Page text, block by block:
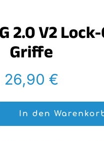
2.0 V2
Griffe
26,90 €
In den